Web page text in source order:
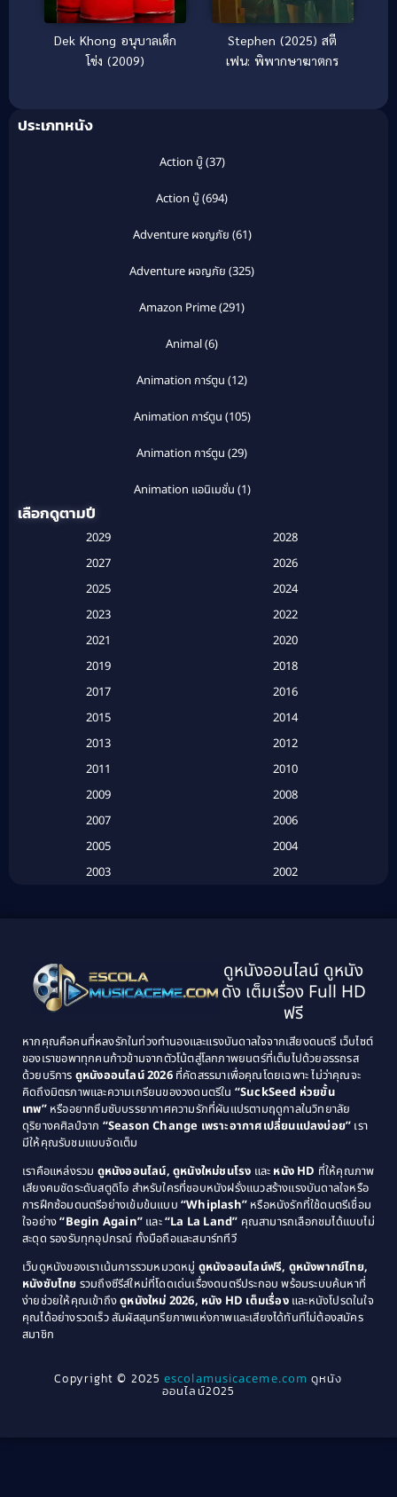
Dek Khong อนุบาลเด็ก
โข่ง (2009)
Stephen (2025) สตี
เฟน: พิพากษาฆาตกร
ประเภทหนัง
Action บู๊(37)
Action บู๊(694)
Adventure ผจญภัย (61)
Adventure ผจญภัย (325)
Amazon Prime(291)
Animal(6)
Animation การ์ตูน (12)
Animation การ์ตูน (105)
Animation การ์ตูน (29)
Animation แอนิเมชั่น (1)
Based on a True Story สร้างจากเรื่องจริง(2)
Based on a True Story เรื่องจริง (16)
Classic หนังคลาสสิก(25)
Classic หนังคลาสสิก(134)
Classic หนังคลาสสิก(21)
Comedy ตลก(515)
Comedy ตลก(46)
Coming of Age ก้าวพ้นวัย(1)
Coming-of-Age(3)
Community(1)
Crime อาชญากรรม(289)
Cult Film(4)
เลือกดูตามปี
2029
2028
2027
2026
2025
2024
2023
2022
2021
2020
2019
2018
2017
2016
2015
2014
2013
2012
2011
2010
2009
2008
2007
2006
2005
2004
2003
2002
1995
1994
1993
1992
1989
1988
1987
1986
1985
1984
1983
1982
1979
1978
1976
1975
1974
1971
1970
1969
1968
1964
1963
1940
ดูหนังออนไลน์ ดูหนัง
ดัง เต็มเรื่อง Full HD
ฟรี
หากคุณคือคนที่หลงรักในท่วงทำนองและแรงบันดาลใจจากเสียงดนตรี เว็บไซต์
ของเราขอพาทุกคนก้าวข้ามจากตัวโน้ตสู่โลกภาพยนตร์ที่เต็มไปด้วยอรรถรส
ด้วยบริการ ดูหนังออนไลน์ 2026ที่คัดสรรมาเพื่อคุณโดยเฉพาะ ไม่ว่าคุณจะ
คิดถึงมิตรภาพและความเกรียนของวงดนตรีใน “SuckSeed ห่วยขั้น
เทพ”หรืออยากซึมซับบรรยากาศความรักที่ผันแปรตามฤดูกาลในวิทยาลัย
ดุริยางคศิลป์จาก “Season Change เพราะอากาศเปลี่ยนแปลงบ่อย” เรา
มีให้คุณรับชมแบบจัดเต็ม
เราคือแหล่งรวม ดูหนังออนไลน์, ดูหนังใหม่ชนโรง และ หนัง HD ที่ให้คุณภาพ
เสียงคมชัดระดับสตูดิโอ สำหรับใครที่ชอบหนังฝรั่งแนวสร้างแรงบันดาลใจหรือ
การฝึกซ้อมดนตรีอย่างเข้มข้นแบบ “Whiplash” หรือหนังรักที่ใช้ดนตรีเชื่อม
ใจอย่าง“Begin Again” และ“La La Land” คุณสามารถเลือกชมได้แบบไม่
สะดุด รองรับทุกอุปกรณ์ ทั้งมือถือและสมาร์ททีวี
เว็บดูหนังของเราเน้นการรวมหมวดหมู่ ดูหนังออนไลน์ฟรี, ดูหนังพากย์ไทย,
หนังซับไทย รวมถึงซีรีส์ใหม่ที่โดดเด่นเรื่องดนตรีประกอบ พร้อมระบบค้นหาที่
ง่ายช่วยให้คุณเข้าถึงดูหนังใหม่ 2026, หนัง HD เต็มเรื่องและหนังโปรดในใจ
คุณได้อย่างรวดเร็ว สัมผัสสุนทรียภาพแห่งภาพและเสียงได้ทันทีไม่ต้องสมัคร
สมาชิก
Copyright © 2025escolamusicaceme.com ดูหนัง
ออนไลน์2025